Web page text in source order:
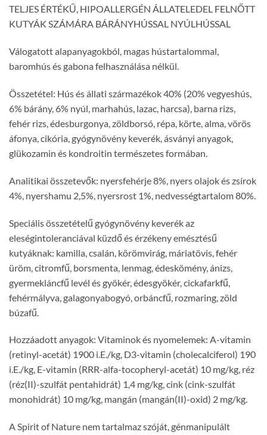
TELJES ÉRTÉKŰ, HIPOALLERGÉN ÁLLATELEDEL FELNŐTT
KUTYÁK SZÁMÁRA BÁRÁNYHÚSSAL NYÚLHÚSSAL
Válogatott alapanyagokból, magas hústartalommal,
baromhús és gabona felhasználása nélkül.
Összetétel: Hús és állati származékok 40% (20% vegyeshús,
6% bárány, 6% nyúl, marhahús, lazac, harcsa), barna rizs,
fehér rizs, édesburgonya, zöldborsó, répa, körte, alma, vörös
áfonya, cikória, gyógynövény keverék, ásványi anyagok,
glükozamin és kondroitin természetes formában.
Analitikai összetevők: nyersfehérje 8%, nyers olajok és zsírok
4%, nyershamu 2,5%, nyersrost 1%, nedvességtartalom 80%.
Speciális összetételű gyógynövény keverék az
eleségintoleranciával küzdő és érzékeny emésztésű
kutyáknak: kamilla, csalán, körömvirág, máriatövis, fehér
üröm, citromfű, borsmenta, lenmag, édeskömény, ánizs,
gyermekláncfű levél és gyökér, édesgyökér, cickafarkfű,
fehérmályva, galagonyabogyó, orbáncfű, rozmaring, zöld
búzafű.
Hozzáadott anyagok: Vitaminok és nyomelemek: A-vitamin
(retinyl-acetát) 1900 i.E./kg, D3-vitamin (cholecalciferol) 190
i.E./kg, E-vitamin (RRR-alfa-tocopheryl-acetát) 10 mg/kg, réz
(réz(II)-szulfát pentahidrát) 1,4 mg/kg, cink (cink-szulfát
monohidrát) 10 mg/kg, mangán (mangán(II)-oxid) 2 mg/kg.
A Spirit of Nature nem tartalmaz szóját, génmanipulált